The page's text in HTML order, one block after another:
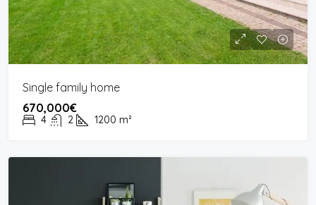
Single family home
670,000€
4 2 1200 m²